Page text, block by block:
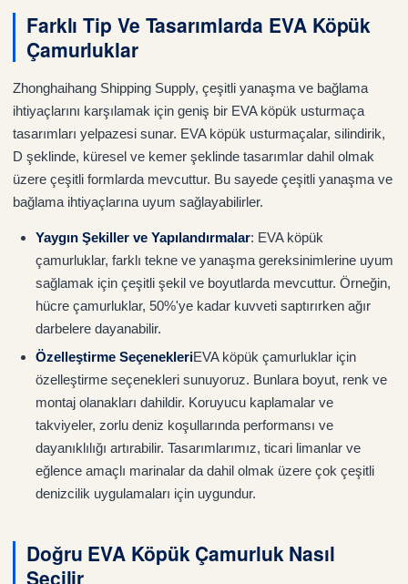
Farklı Tip Ve Tasarımlarda EVA Köpük
Çamurluklar
Zhonghaihang Shipping Supply, çeşitli yanaşma ve bağlama
ihtiyaçlarını karşılamak için geniş bir EVA köpük usturmaça
tasarımları yelpazesi sunar. EVA köpük usturmaçalar, silindirik,
D şeklinde, küresel ve kemer şeklinde tasarımlar dahil olmak
üzere çeşitli formlarda mevcuttur. Bu sayede çeşitli yanaşma ve
bağlama ihtiyaçlarına uyum sağlayabilirler.
Yaygın Şekiller ve Yapılandırmalar: EVA köpük
çamurluklar, farklı tekne ve yanaşma gereksinimlerine uyum
sağlamak için çeşitli şekil ve boyutlarda mevcuttur. Örneğin,
hücre çamurluklar, 50%'ye kadar kuvveti saptırırken ağır
darbelere dayanabilir.
Özelleştirme SeçenekleriEVA köpük çamurluklar için
özelleştirme seçenekleri sunuyoruz. Bunlara boyut, renk ve
montaj olanakları dahildir. Koruyucu kaplamalar ve
takviyeler, zorlu deniz koşullarında performansı ve
dayanıklılığı artırabilir. Tasarımlarımız, ticari limanlar ve
eğlence amaçlı marinalar da dahil olmak üzere çok çeşitli
denizcilik uygulamaları için uygundur.
Doğru EVA Köpük Çamurluk Nasıl
Seçilir